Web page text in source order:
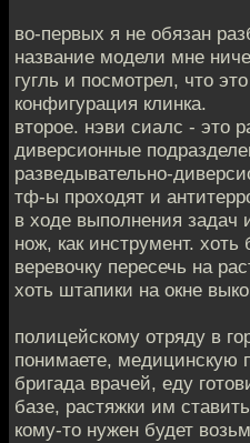
во-первых я не обязан
название модели мне
гугль и посмотрел, что
конфигурация клинка.
второе. нэви сиалс - это
диверсионные
разведывательно-
тф-ы проходят и
в ходе выполнения задач
нож, как инструмент.
веревочку пересечь на
хоть штапики на окне
полицейскому отряду в
понимаете, медицинскую
бригада врачей, еду
базе, растяжки им
кому-то нужен будет